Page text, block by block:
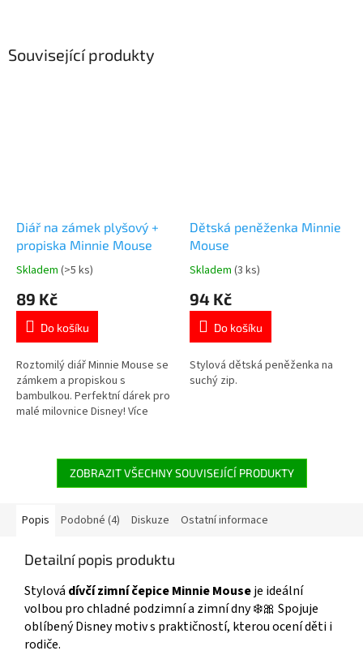
Související produkty
Diář na zámek plyšový +
propiska Minnie Mouse
Průměrné
produktu
5,0
5
hvězdiček.
Skladem (>5 ks)
89 Kč
Do košíku
Roztomilý diář Minnie Mouse se
zámkem a propiskou s
bambulkou. Perfektní dárek pro
malé milovnice Disney! Více
Dětská peněženka Minnie
Mouse
Průměrné
produktu
4,9
5
hvězdiček.
Skladem (3 ks)
94 Kč
Do košíku
Stylová dětská peněženka na
suchý zip.
ZOBRAZIT VŠECHNY SOUVISEJÍCÍ PRODUKTY
Popis Podobné (4) Diskuze Ostatní informace
Detailní popis produktu
Stylová dívčí zimní čepice Minnie Mouseje ideální
volbou pro chladné podzimní a zimní dny ❄️🎀 Spojuje
oblíbený Disney motiv s praktičností, kterou ocení děti i
rodiče.